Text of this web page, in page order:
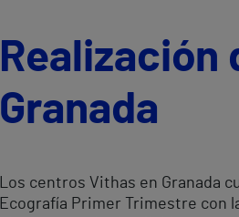
Granada
Los centros Vithas en Granada
Ecografía Primer Trimestre con